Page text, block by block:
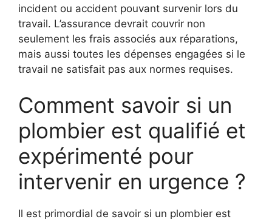
incident ou accident pouvant survenir lors du
travail. L’assurance devrait couvrir non
seulement les frais associés aux réparations,
mais aussi toutes les dépenses engagées si le
travail ne satisfait pas aux normes requises.
Comment savoir si un
plombier est qualifié et
expérimenté pour
intervenir en urgence ?
Il est primordial de savoir si un plombier est